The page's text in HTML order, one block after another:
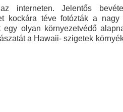
interneten. Jelentős
kockára téve fotózták a
egy olyan környezetvédő
a Hawaii- szigetek